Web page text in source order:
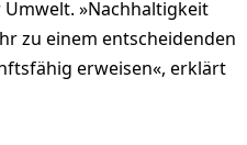
»Nachhaltigkeit
zu einem entscheidenden
erweisen«, erklärt